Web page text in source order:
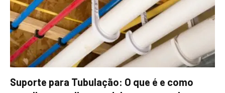
Suporte para Tubulação: O que é e como